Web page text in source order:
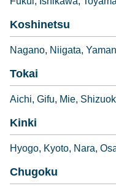
Koshinetsu
Nagano Niigata
Tokai
Aichi Gifu Mie
Kinki
Hyogo Kyoto Nara
Chugoku